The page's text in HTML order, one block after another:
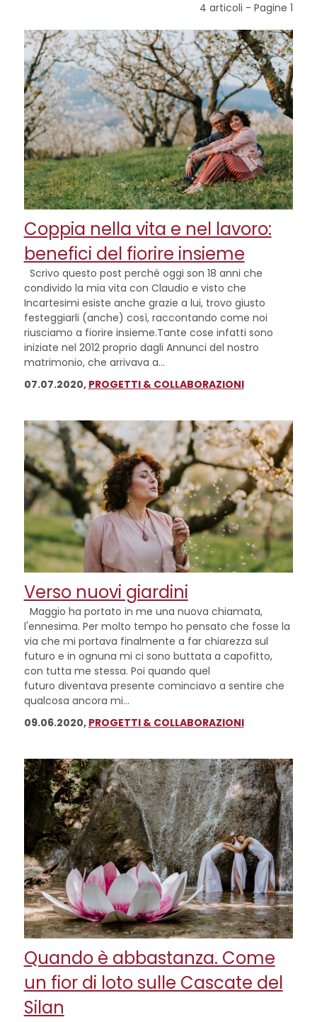
4 articoli - Pagine1
Coppia nella vita e nel lavoro:
benefici del fiorire insieme
Scrivo questo post perché oggi son 18 anni che
condivido la mia vita con Claudio e visto che
Incartesimi esiste anche grazie a lui, trovo giusto
festeggiarli (anche) così, raccontando come noi
riusciamo a fiorire insieme.Tante cose infatti sono
iniziate nel 2012 proprio dagli Annunci del nostro
matrimonio, che arrivava a...
07.07.2020, PROGETTI & COLLABORAZIONI
Verso nuovi giardini
Maggio ha portato in me una nuova chiamata,
l'ennesima. Per molto tempo ho pensato che fosse la
via che mi portava finalmente a far chiarezza sul
futuro e in ognuna mi ci sono buttata a capofitto,
con tutta me stessa. Poi quando quel
futuro diventava presente cominciavo a sentire che
qualcosa ancora mi...
09.06.2020, PROGETTI & COLLABORAZIONI
Quando è abbastanza. Come
un fior di loto sulle Cascate del
Silan